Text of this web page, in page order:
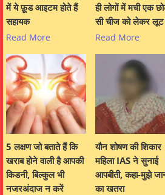
में ये फ़ूड आइटम होते हैं
सहायक
Read More
ही लोगों में मची एक
सी चीज को लेकर लूट
Read More
5 लक्षण जो बताते हैं कि
खराब होने वाली है आपकी
किडनी, बिल्कुल भी
नजरअंदाज न करें
यौन शोषण की शिकार
महिला IAS ने सुनाई
आपबीती, कहा-मुझे
का खतरा